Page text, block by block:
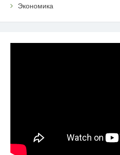
Экономика